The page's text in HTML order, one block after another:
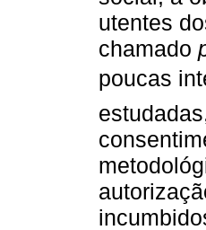
utentes
chamado
poucas